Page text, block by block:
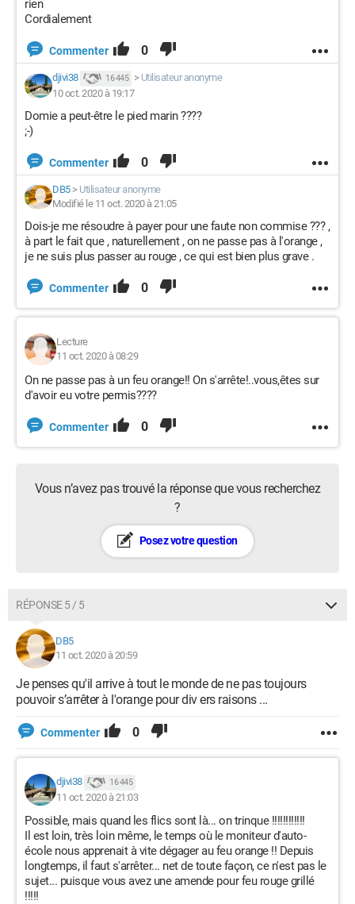
rien
Cordialement
Commenter 0
djivi38 16 445 > Utilisateur anonyme
10 oct. 2020 à 19:17
Domie a peut-être le pied marin ????
;-)
Commenter 0
DB5> Utilisateur anonyme
Modifié le 11 oct. 2020 à 21:05
Dois-je me résoudre à payer pour une faute non commise ??? ,
à part le fait que , naturellement , on ne passe pas à l'orange ,
je ne suis plus passer au rouge , ce qui est bien plus grave .
Commenter 0
Lecture
11 oct. 2020 à 08:29
On ne passe pas à un feu orange!! On s'arrête!..vous,êtes sur
d'avoir eu votre permis????
Commenter 0
Vous n’avez pas trouvé la réponse que vous recherchez
?
Posez votre question
RÉPONSE 5 / 5
DB5
11 oct. 2020 à 20:59
Je penses qu'il arrive à tout le monde de ne pas toujours
pouvoir s’arrêter à l'orange pour div ers raisons ...
Commenter 0
djivi38 16 445
11 oct. 2020 à 21:03
Possible, mais quand les flics sont là... on trinque !!!!!!!!!!!!
Il est loin, très loin même, le temps où le moniteur d'auto-
école nous apprenait à vite dégager au feu orange !! Depuis
longtemps, il faut s'arrêter... net de toute façon, ce n'est pas le
sujet... puisque vous avez une amende pour feu rouge grillé
!!!!!